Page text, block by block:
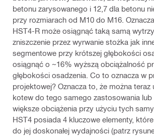
betonu zarysowanego i 12,7 dla betonu
przy rozmiarach od M10 do M16.
HST4-R może osiągnąć taką samą
zniszczenie przez wyrwanie stożka jak
segmentowe przy krótszej głębokości
osiągnąć o ~16% wyższą obciążalność
głębokości osadzenia. Co to oznacza w
projektowej? Oznacza to, że można
kotew do tego samego zastosowania
większe obciążenia przy użyciu tych
HST4 posiada 4 kluczowe elementy,
do jej doskonałej wydajności (patrz